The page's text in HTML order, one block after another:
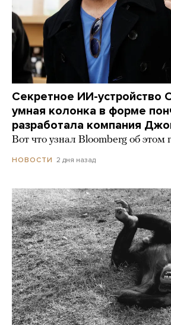
Секретное ИИ-устройство
умная колонка в форме
разработала компания
Вот что узнал Bloomberg об этом
НОВОСТИ 2 дня назад